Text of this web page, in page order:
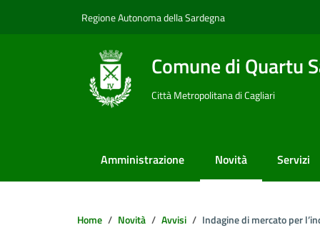
Regione Autonoma della Sardegna
Comune di Quartu
Città Metropolitana di Cagliari
Amministrazione Novità Servizi
Home Novità Avvisi Indagine di mercato per